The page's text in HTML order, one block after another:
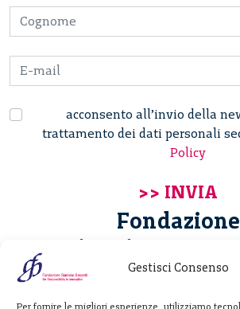
Gestisci Consenso
Per fornire le migliori esperienze, utilizziamo
acconsento all’invio della
trattamento dei dati personali
Policy
Fondazione
Giannino